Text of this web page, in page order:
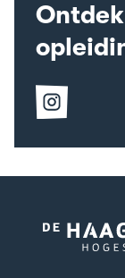
Volg
ons
op
Instagram
Logo